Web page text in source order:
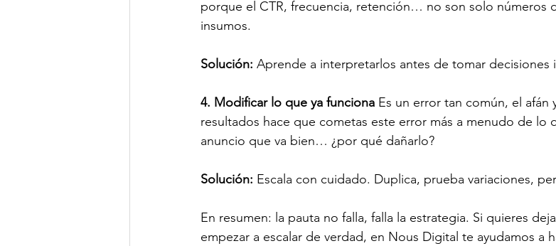
porque el CTR, frecuencia, retención… no son solo números
insumos.
Solución: Aprende a interpretarlos antes de tomar decisiones
4. Modificar lo que ya funciona Es un error tan común, el afán
resultados hace que cometas este error más a menudo de lo
anuncio que va bien… ¿por qué dañarlo?
Solución: Escala con cuidado. Duplica, prueba variaciones,
En resumen: la pauta no falla, falla la estrategia. Si quieres
empezar a escalar de verdad, en Nous Digital te ayudamos a